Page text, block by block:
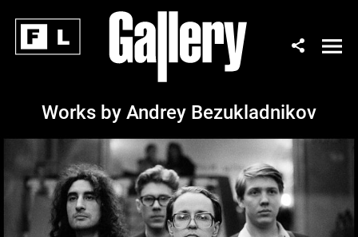
Works by Andrey Bezukladnikov